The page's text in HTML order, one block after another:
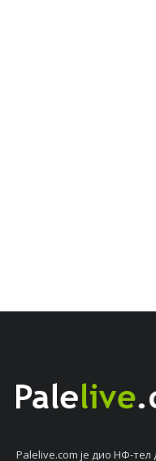
Palelive.com јe дио НФ-